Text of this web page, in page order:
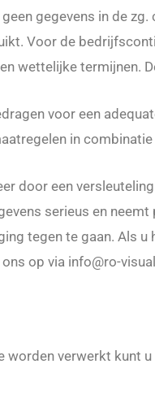
gegevens in de
Voor de
wettelijke termijnen.
voor een
in
door een
serieus en
tegen te gaan. Als
op via info@ro-
verwerkt kunt